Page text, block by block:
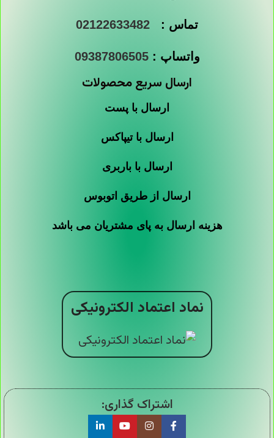
تماس : 02122633482
واتساپ :09387806505
ارسال سریع محصولات
ارسال با پست
ارسال با تیپاکس
ارسال با باربری
ارسال از طریق اتوبوس
هزینه ارسال به پای مشتریان می باشد
نماد اعتماد الکترونیکی
اشتراک گذاری: